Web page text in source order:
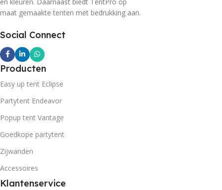
maat gemaakte tenten met bedrukking aan.
Social Connect
Producten
Easy up tent Eclipse
Partytent Endeavor
Popup tent Vantage
Goedkope partytent
Zijwanden
Accessoires
Klantenservice